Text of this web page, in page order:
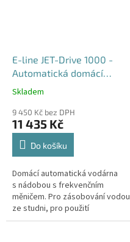
E-line JET-Drive 1000 -
Automatická domácí
vodárna s frekvenčním
domy
Průměrné
produktu
je
5,0
hvězdiček.
Skladem
9 450 Kč bez DPH
11 435 Kč
Do košíku
Domácí automatická vodárna
s nádobou s frekvenčním
měničem. Pro zásobování vodou
ze studni, pro použití
v rekreačních objektech, na